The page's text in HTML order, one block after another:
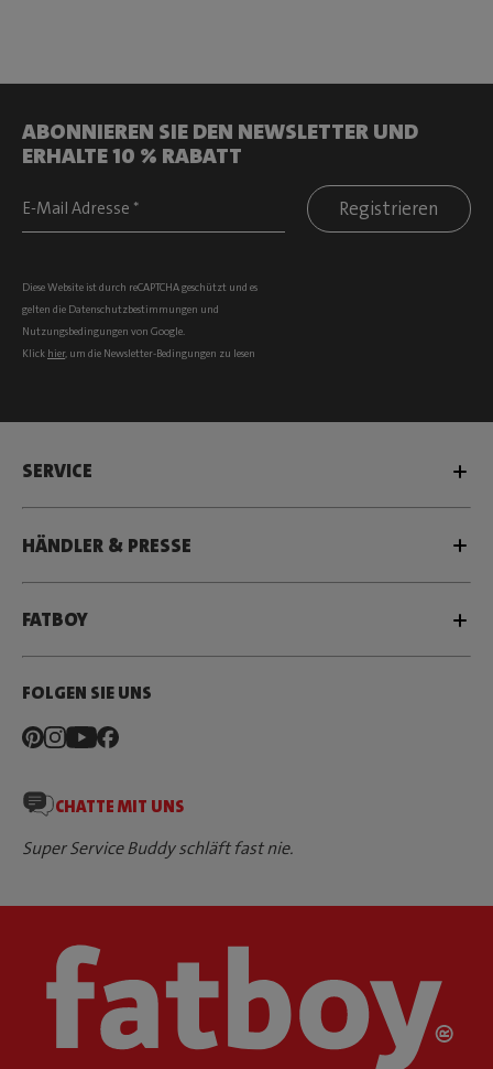
ABONNIEREN SIE DEN NEWSLETTER UND
ERHALTE 10 % RABATT
Registrieren
Diese Website ist durch reCAPTCHA geschützt und es
gelten die Datenschutzbestimmungen und
Nutzungsbedingungen von Google.
Klick hier, um die Newsletter-Bedingungen zu lesen
SERVICE
HÄNDLER & PRESSE
FATBOY
FOLGEN SIE UNS
CHATTE MIT UNS
Super Service Buddy schläft fast nie.